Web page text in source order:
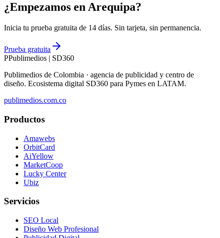
¿Empezamos en Arequipa?
Inicia tu prueba gratuita de 14 días. Sin tarjeta, sin permanencia.
Prueba gratuita
PPublimedios | SD360
Publimedios de Colombia · agencia de publicidad y centro de
diseño. Ecosistema digital SD360 para Pymes en LATAM.
publimedios.com.co
Productos
Amawebs
OrbitCard
AiYellow
MarketCoop
Lucky Center
Ubiz
Servicios
SEO Local
Diseño Web Profesional